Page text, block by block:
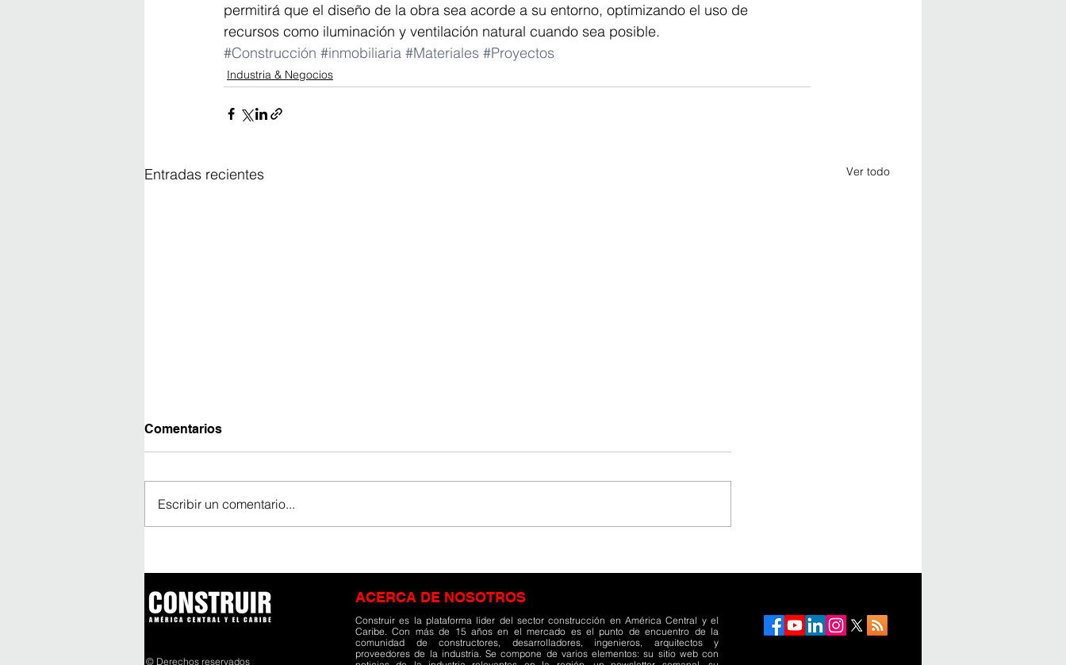
permitirá que el diseño de la obra sea acorde a su entorno, optimizando el uso de
recursos como iluminación y ventilación natural cuando sea posible.
#Construcción #inmobiliaria #Materiales #Proyectos
Industria & Negocios
Entradas recientes Ver todo
incendios gana
de edificios en Panamá
redefinen la oferta
inicio de los proyectos,
Comentarios
Escribir un comentario...
© Derechos reservados
Construir es la plataforma líder del sector construcción en América Central y el
Caribe. Con más de 15 años en el mercado es el punto de encuentro de la
comunidad de constructores, desarrolladores, ingenieros, arquitectos y
proveedores de la industria. Se compone de varios elementos: su sitio web con
ACERCA DE NOSOTROS